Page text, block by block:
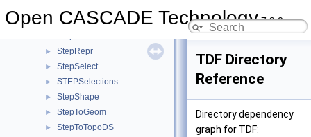
Open CASCADE Technology7.9.0
StepGeom
► StepRepr
► StepSelect
► STEPSelections
► StepShape
► StepToGeom
► StepToTopoDS
TDF Directory
Reference
Directory dependency
graph for TDF: